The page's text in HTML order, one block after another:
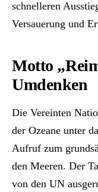
schnelleren
Versauerung und
Motto
Umdenken
Die Vereinten
der Ozeane unter
Aufruf zum
den Meeren. Der
von den UN